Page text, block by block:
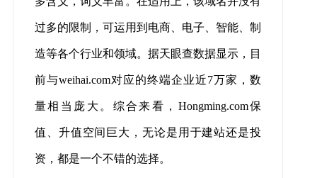
过多的限制，可运用到电商、电子、智能、制
造等各个行业和领域。据天眼查数据显示，目
前与weihai.com对应的终端企业近7万家，数
量相当庞大。综合来看，Hongming.com保
值、升值空间巨大，无论是用于建站还是投
资，都是一个不错的选择。